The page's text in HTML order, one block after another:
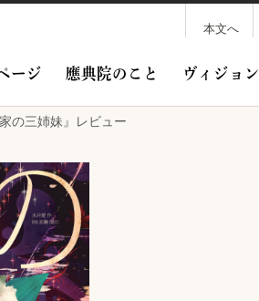
本文へ
ージ 應典院のこと ヴィジョン
の三姉妹』レビュー